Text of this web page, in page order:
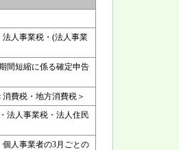
人事業税・(法人事業
間短縮に係る確定申告
費税・地方消費税＞
法人事業税・法人住民
人事業者の3月ごとの